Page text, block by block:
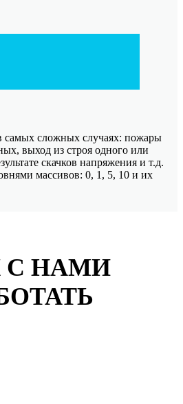
самых сложных случаях: пожары
выход из строя одного или
скачков напряжения и т.д.
массивов: 0, 1, 5, 10 и их
С НАМИ